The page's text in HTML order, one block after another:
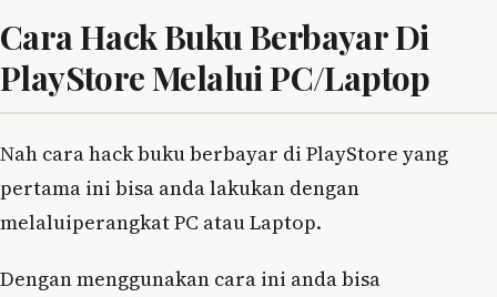
Cara Hack Buku Berbayar Di
PlayStore Melalui PC/Laptop
Nah cara hack buku berbayar di PlayStore yang
pertama ini bisa anda lakukan dengan
melaluiperangkat PC atau Laptop.
Dengan menggunakan cara ini anda bisa